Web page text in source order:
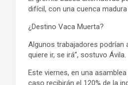
difícil, con una cuenca
¿Destino Vaca Muerta?
Algunos trabajadores podrían
quiere ir, se irá”, sostuvo Ávila.
Este viernes, en una
caso recibirán el 120% de la